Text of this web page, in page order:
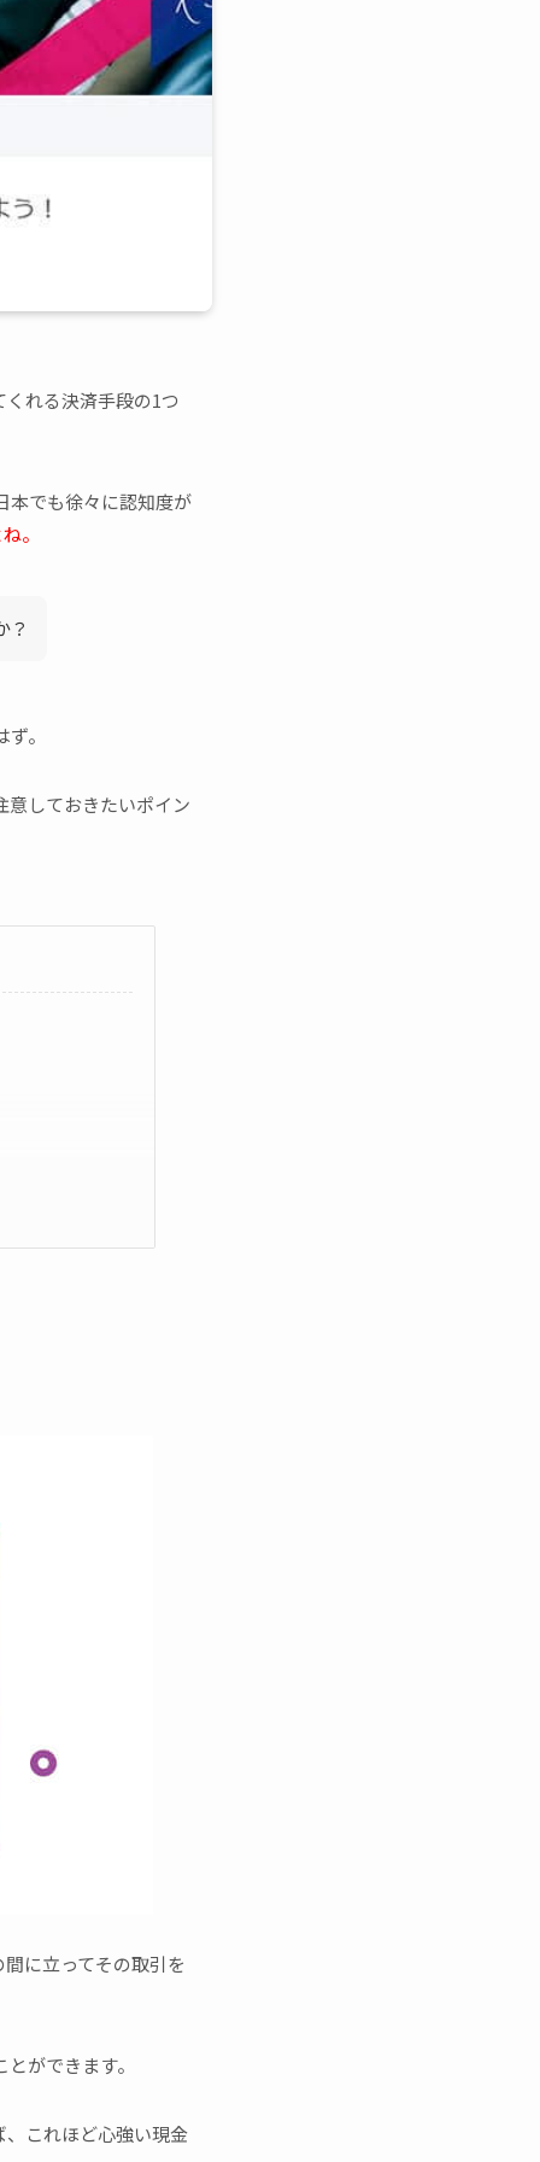
れる決済手段の1つ
本でも徐々に認知度が
。
？
。
意しておきたいポイン
に立ってその取引を
ができます。
これほど心強い現金